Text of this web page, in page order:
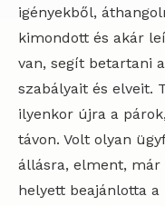
igényekből,
kimondott és akár
van, segít betartani
szabályait és elveit.
ilyenkor újra a
távon. Volt olyan
állásra, elment,
helyett beajánlotta